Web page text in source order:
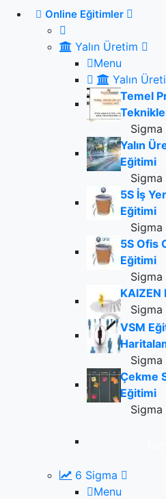
Online Eğitimler
Yalın Üretim
Menu
Yalın
Temel
Yalın
Eğitimi
5S İş
Eğitimi
5S Ofis
Eğitimi
KAIZEN
VSM
Çekme
Eğitimi
6 Sigma
Menu